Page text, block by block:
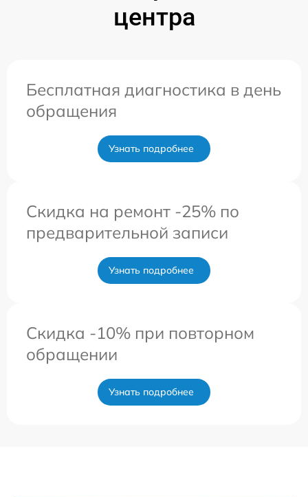
центра
Бесплатная диагностика в день
обращения
Узнать подробнее
Скидка на ремонт -25% по
предварительной записи
Узнать подробнее
Скидка -10% при повторном
обращении
Узнать подробнее